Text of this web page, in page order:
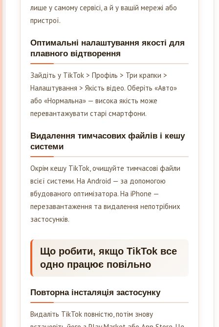
лише у самому сервісі, а й у вашій мережі або
пристрої.
Оптимальні налаштування якості для
плавного відтворення
Зайдіть у TikTok > Профіль > Три крапки >
Налаштування > Якість відео. Оберіть «Авто»
або «Нормальна» — висока якість може
перевантажувати старі смартфони.
Видалення тимчасових файлів і кешу
системи
Окрім кешу TikTok, очищуйте тимчасові файли
всієї системи. На Android — за допомогою
вбудованого оптимізатора. На iPhone —
перезавантаження та видалення непотрібних
застосунків.
Що робити, якщо TikTok все
одно працює повільно
Повторна інсталяція застосунку
Видаліть TikTok повністю, потім знову